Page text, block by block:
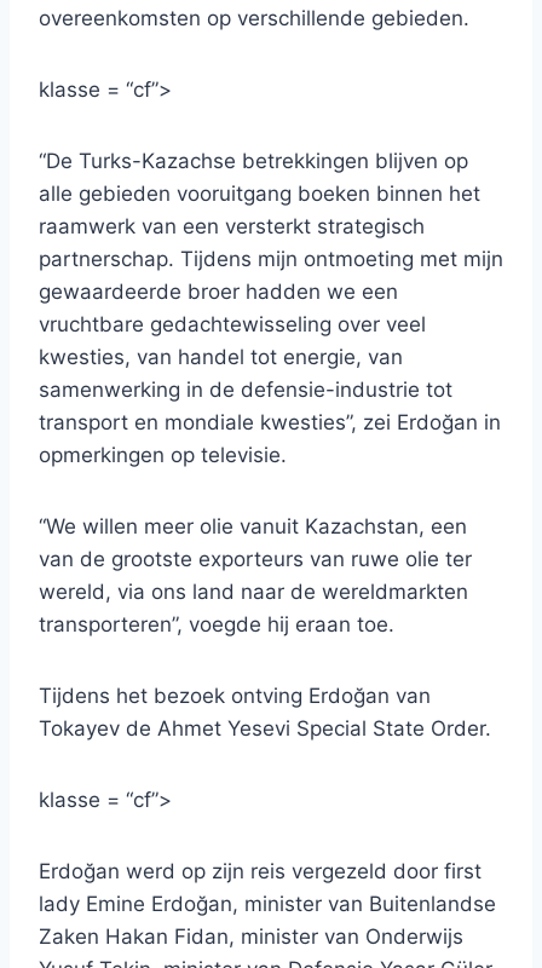
overeenkomsten op verschillende gebieden.
klasse = “cf”>
“De Turks-Kazachse betrekkingen blijven op
alle gebieden vooruitgang boeken binnen het
raamwerk van een versterkt strategisch
partnerschap. Tijdens mijn ontmoeting met mijn
gewaardeerde broer hadden we een
vruchtbare gedachtewisseling over veel
kwesties, van handel tot energie, van
samenwerking in de defensie-industrie tot
transport en mondiale kwesties”, zei Erdoğan in
opmerkingen op televisie.
“We willen meer olie vanuit Kazachstan, een
van de grootste exporteurs van ruwe olie ter
wereld, via ons land naar de wereldmarkten
transporteren”, voegde hij eraan toe.
Tijdens het bezoek ontving Erdoğan van
Tokayev de Ahmet Yesevi Special State Order.
klasse = “cf”>
Erdoğan werd op zijn reis vergezeld door first
lady Emine Erdoğan, minister van Buitenlandse
Zaken Hakan Fidan, minister van Onderwijs